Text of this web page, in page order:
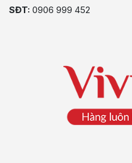
SĐT: 0906 999 452